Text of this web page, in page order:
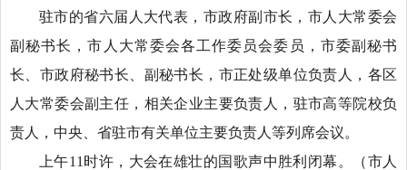
驻市的省六届人大代表，市政府副市长，市人大常委会
副秘书长，市人大常委会各工作委员会委员，市委副秘书
长、市政府秘书长、副秘书长，市正处级单位负责人，各区
人大常委会副主任，相关企业主要负责人，驻市高等院校负
责人，中央、省驻市有关单位主要负责人等列席会议。
上午11时许，大会在雄壮的国歌声中胜利闭幕。
（市人